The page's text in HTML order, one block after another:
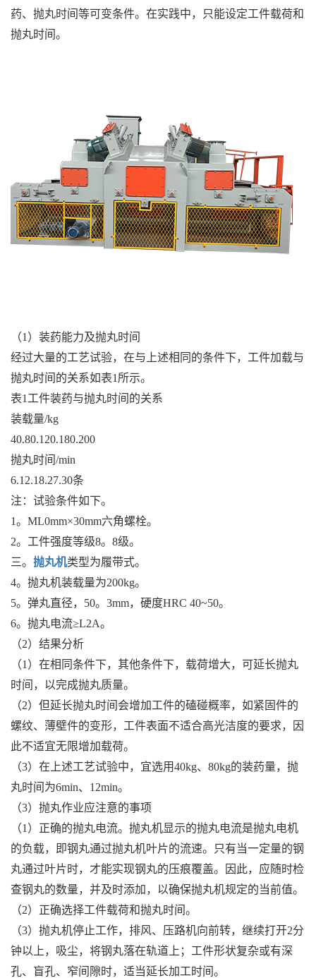
药、抛丸时间等可变条件。在实践中，只能设定工件载荷和
抛丸时间。
（1）装药能力及抛丸时间
经过大量的工艺试验，在与上述相同的条件下，工件加载与
抛丸时间的关系如表1所示。
表1工件装药与抛丸时间的关系
装载量/kg
40.80.120.180.200
抛丸时间/min
6.12.18.27.30条
注：试验条件如下。
1。ML0mm×30mm六角螺栓。
2。工件强度等级8。8级。
三。 抛丸机类型为履带式。
4。抛丸机装载量为200kg。
5。弹丸直径，50。3mm，硬度HRC 40~50。
6。抛丸电流≥L2A。
（2）结果分析
（1）在相同条件下，其他条件下，载荷增大，可延长抛丸
时间，以完成抛丸质量。
（2）但延长抛丸时间会增加工件的磕碰概率，如紧固件的
螺纹、薄壁件的变形，工件表面不适合高光洁度的要求，因
此不适宜无限增加载荷。
（3）在上述工艺试验中，宜选用40kg、80kg的装药量，抛
丸时间为6min、12min。
（3）抛丸作业应注意的事项
（1）正确的抛丸电流。抛丸机显示的抛丸电流是抛丸电机
的负载，即钢丸通过抛丸机叶片的流速。只有当一定量的钢
丸通过叶片时，才能实现钢丸的压痕覆盖。因此，应随时检
查钢丸的数量，并及时添加，以确保抛丸机规定的当前值。
（2）正确选择工件载荷和抛丸时间。
（3）抛丸机停止工作，排风、压路机向前转，继续打开2分
钟以上，吸尘，将钢丸落在轨道上；工件形状复杂或有深
孔、盲孔、窄间隙时，适当延长加工时间。